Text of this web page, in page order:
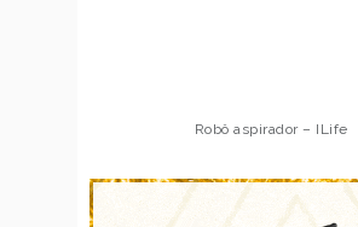
Robô aspirador – ILife